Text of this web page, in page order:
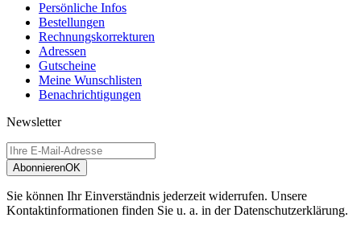
Persönliche Infos
Bestellungen
Rechnungskorrekturen
Adressen
Gutscheine
Meine Wunschlisten
Benachrichtigungen
Newsletter
AbonnierenOK
Sie können Ihr Einverständnis jederzeit widerrufen. Unsere
Kontaktinformationen finden Sie u. a. in der Datenschutzerklärung.